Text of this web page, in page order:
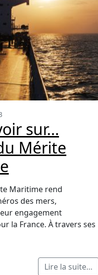
sur…
Mérite
Maritime rend
des mers,
engagement
la France. À travers ses
Lire la suite…